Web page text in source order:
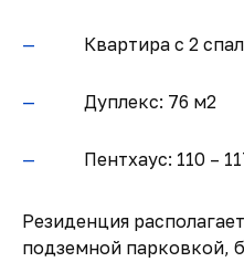
Квартира с 2
Дуплекс: 76 м2
Пентхаус: 110 –
Резиденция
подземной парковкой,